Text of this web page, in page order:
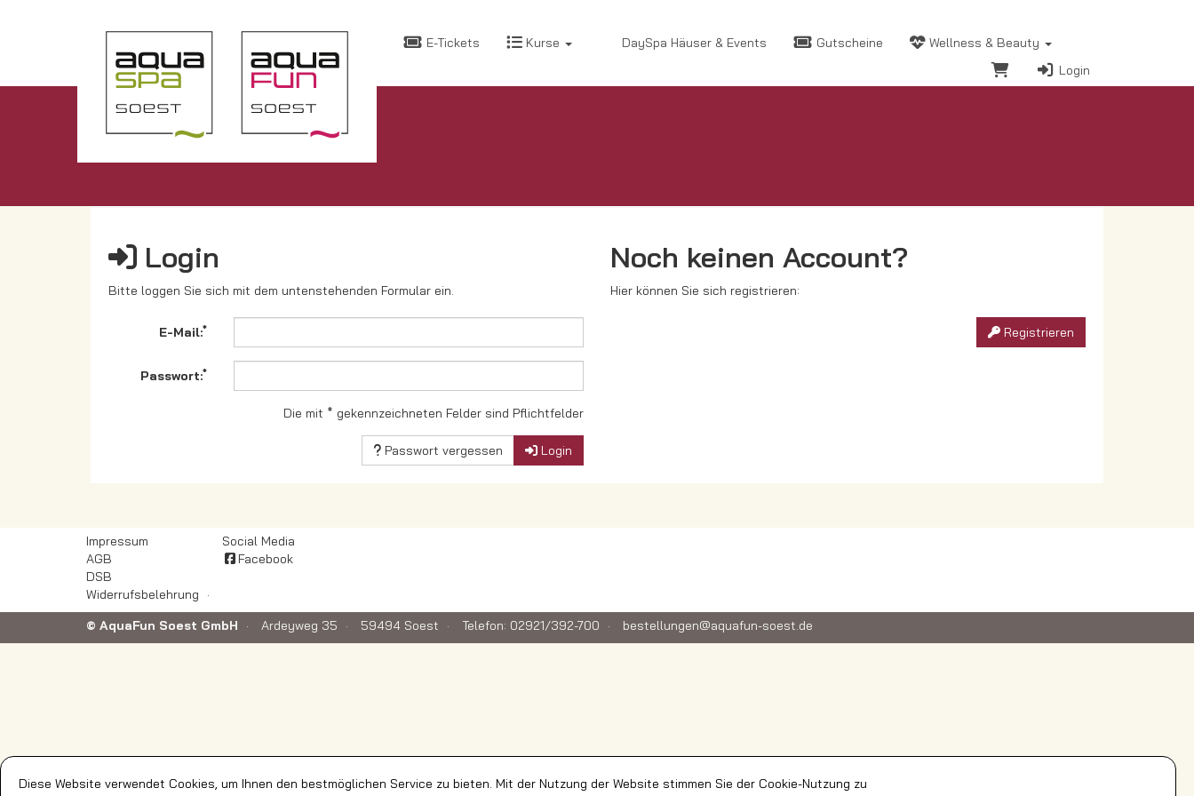
E-Tickets Kurse DaySpa Häuser & Events Gutscheine
Wellness & Beauty
Login
Login
Bitte loggen Sie sich mit dem untenstehenden Formular ein.
E-Mail:*
Passwort:*
Die mit * gekennzeichneten Felder sind Pflichtfelder
Passwort vergessen Login
Noch keinen Account?
Hier können Sie sich registrieren:
Registrieren
Impressum
AGB
DSB
Widerrufsbelehrung
Social Media
Facebook
© AquaFun Soest GmbH Ardeyweg 35 59494 Soest Telefon: 02921/392-700 bestellungen@aquafun-soest.de
Diese Website verwendet Cookies, um Ihnen den bestmöglichen Service zu bieten. Mit der Nutzung der Website stimmen Sie der Cookie-Nutzung zu